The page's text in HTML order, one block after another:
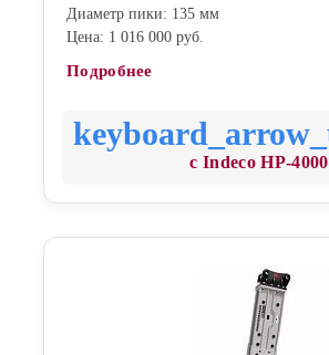
Диаметр пики: 135 мм
Цена: 1 016 000 руб.
Подробнее
с Indeco HP-4000